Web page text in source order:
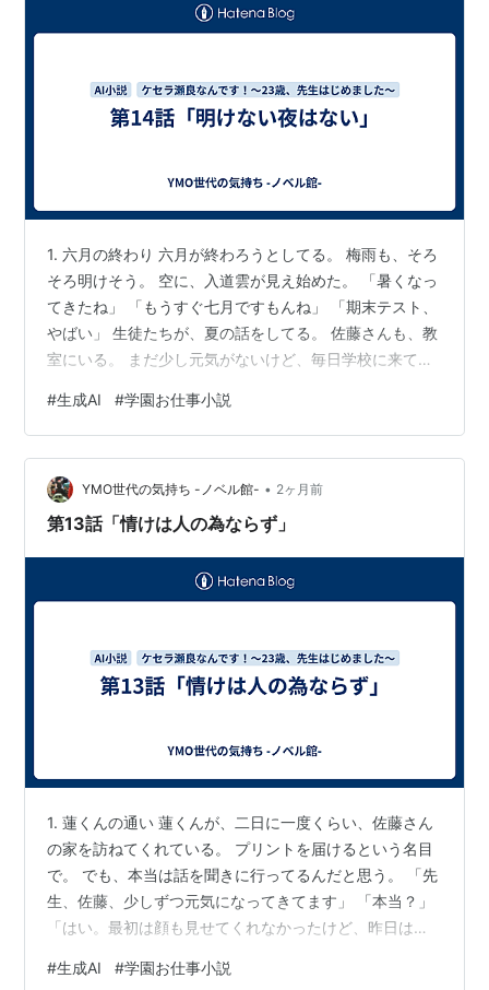
1. 六月の終わり 六月が終わろうとしてる。 梅雨も、そろ
そろ明けそう。 空に、入道雲が見え始めた。 「暑くなっ
てきたね」 「もうすぐ七月ですもんね」 「期末テスト、
やばい」 生徒たちが、夏の話をしてる。 佐藤さんも、教
室にいる。 まだ少し元気がないけど、毎日学校に来て
子はどう？」 「少しずつ、良くなってきてます」 佐藤さ
んが、小さく笑った。 良かった。 笑えるようになってき
た。 2. 回復の兆し...？ 佐藤さんが、少しずつ学校に来ら
れるようになった。 でも、まだ波がある。 元気な日もあ
れば、一日中俯いてる日もある。 今日は、比較的元気
#生成AI #学園お仕事小説
YMO世代の気持ち -ノベル館- • 2ヶ月前
第13話「情けは人の為ならず」
1. 蓮くんの通い 蓮くんが、二日に一度くらい、佐藤さん
の家を訪ねてくれている。 プリントを届けるという名目
で。 でも、本当は話を聞きに行ってるんだと思う。 「先
生、佐藤、少しずつ元気になってきてます」 「本当？」
「はい。最初は顔も見せてくれなかったけど、昨日はち
が、佐藤さんを変え始めてる。 私にできなかったこと
#生成AI #学園お仕事小説